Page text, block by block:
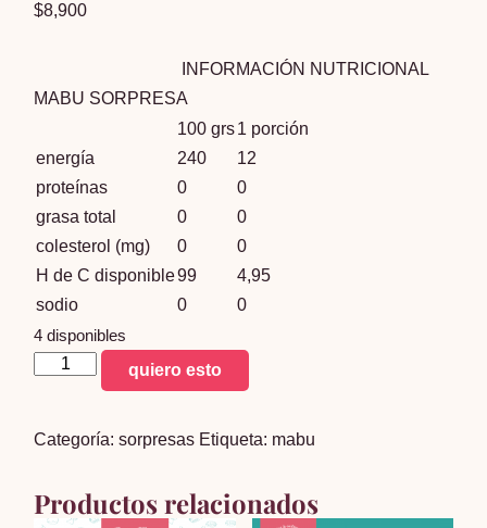
$8,900
INFORMACIÓN NUTRICIONAL
MABU SORPRESA
100 grs1 porción
energía
240
12
proteínas
0
0
grasa total
0
0
colesterol (mg)
0
0
H de C disponible99
4,95
sodio
0 0
4 disponibles
mabu
24
quiero esto
Categoría:sorpresas Etiqueta: mabu
Productos relacionados